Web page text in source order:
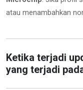
atau menambahkan
Ketika terjadi
yang terjadi